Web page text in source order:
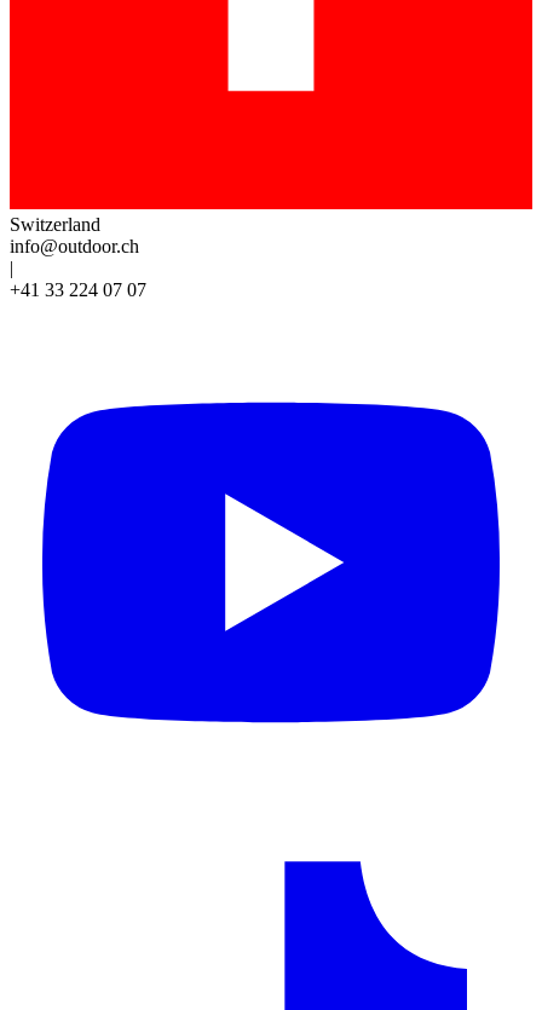
Switzerland
info@outdoor.ch
|
+41 33 224 07 07